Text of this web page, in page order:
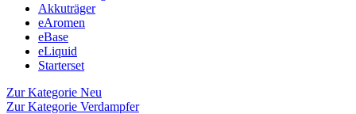
Akkuträger
eAromen
eBase
eLiquid
Starterset
Zur Kategorie Neu
Zur Kategorie Verdampfer